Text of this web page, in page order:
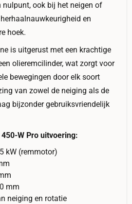
ook bij het neigen of
en
hoek.
is uitgerust met een krachtige
olieremcilinder, wat zorgt voor
bewegingen door elk soort
van zowel de neiging als de
bijzonder gebruiksvriendelijk
W Pro uitvoering:
kW (remmotor)
mm
neiging en rotatie